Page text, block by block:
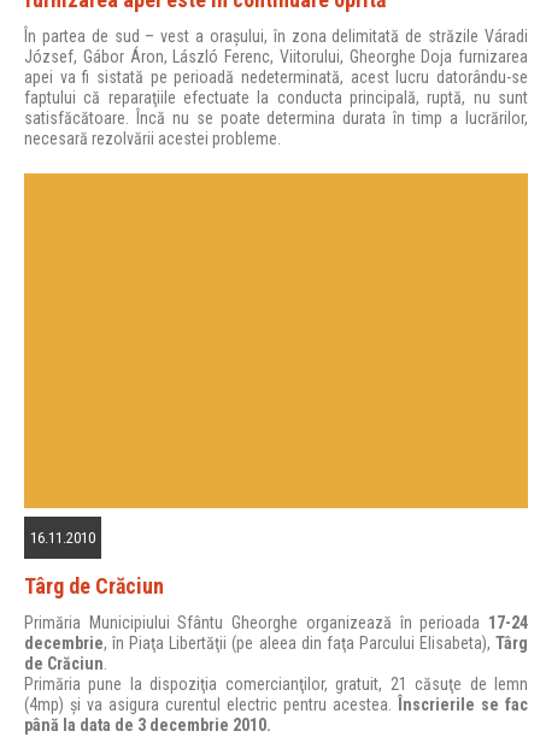
În partea de sud – vest a oraşului, în zona delimitată de străzile Váradi
József, Gábor Áron, László Ferenc, Viitorului, Gheorghe Doja furnizarea
apei va fi sistată pe perioadă nedeterminată, acest lucru datorându-se
faptului că reparaţiile efectuate la conducta principală, ruptă, nu sunt
satisfăcătoare. Încă nu se poate determina durata în timp a lucrărilor,
necesară rezolvării acestei probleme.
16.11.2010
Târg de Crăciun
Primăria Municipiului Sfântu Gheorghe organizează în perioada 17-24
decembrie, în Piaţa Libertăţii (pe aleea din faţa Parcului Elisabeta), Târg
de Crăciun.
Primăria pune la dispoziţia comercianţilor, gratuit, 21 căsuţe de lemn
(4mp) şi va asigura curentul electric pentru acestea.
Înscrierile se fac
până la data de 3 decembrie 2010.